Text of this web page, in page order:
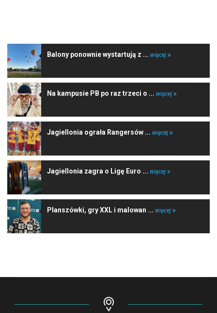
Balony ponownie wystartują z ... więcej
Na kampusie PB po raz trzeci o ... więcej
Jagiellonia ograła Rangersów ... więcej
Jagiellonia zagra o Ligę Euro ... więcej
Planszówki, gry XXL i malowan ... więcej